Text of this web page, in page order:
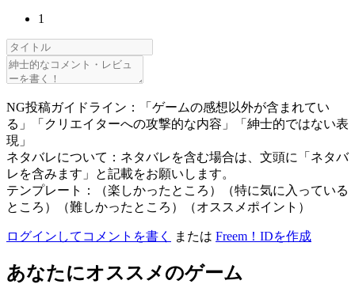
1
NG投稿ガイドライン：「ゲームの感想以外が含まれてい
る」「クリエイターへの攻撃的な内容」「紳士的ではない表
現」
ネタバレについて：ネタバレを含む場合は、文頭に「ネタバ
レを含みます」と記載をお願いします。
テンプレート：（楽しかったところ）（特に気に入っている
ところ）（難しかったところ）（オススメポイント）
ログインしてコメントを書く または Freem！IDを作成
あなたにオススメのゲーム